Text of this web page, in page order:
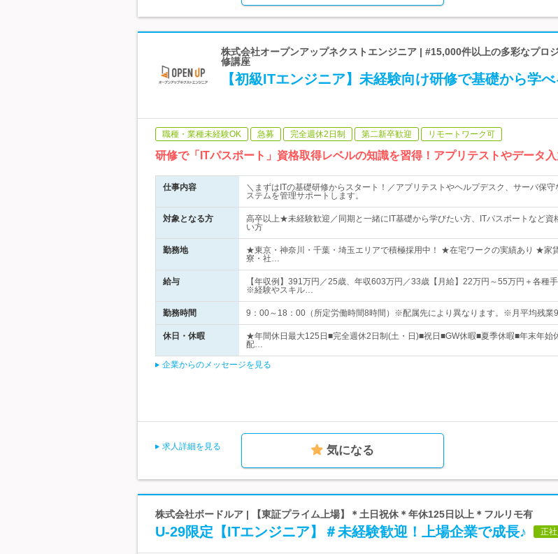
株式会社オープンアップネクストエンジニア | #15,000件以上の多彩なプロ
修講座
【初級ITエンジニア】未経験向け研修で基礎から学
職種・業種未経験OK 急募 完全週休2日制 第二新卒歓迎 リモートワーク可
研修で「ITパスポート」資格取得レベルの知識を習得！アプリテストやデータ
仕事内容
＼まずはITの基礎研修からスタート！／アプリテストやヘルプデスク、サーバ保守
ステムを管理サポートします。
対象となる方
高卒以上★未経験歓迎／同期と一緒にIT基礎から学びたい方、ITパスポートなど資
い方
勤務地
★東京・神奈川・千葉・埼玉エリアで積極採用中！ ★在宅ワークの実績あり ★家
寮・社…
給与
【年収例】391万円／25歳、年収603万円／33歳【月給】22万円～55万円＋各種
※経験やスキル…
勤務時間 9：00～18：00（所定労働時間8時間）※配属先により異なります。※月平均残業
休日・休暇
★年間休日最大125日■完全週休2日制(土・日)■祝日■GW休暇■夏季休暇■年末年始
配…
企業からのメッセージを見る
求人詳細を見る 気になる
株式会社ボードルア | 【東証プライム上場】＊土日祝休＊年休125日以上＊フルリモ有
U-29限定【ITエンジニア】＃未経験歓迎！上場企業で成長♪ 正